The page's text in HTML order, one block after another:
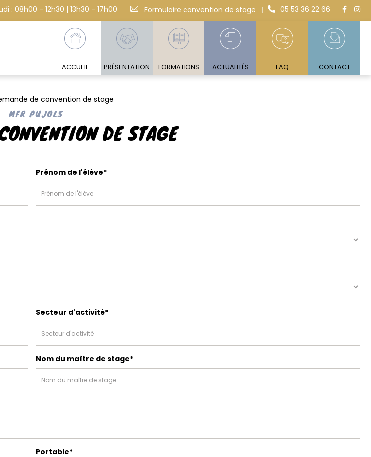
: 08h00 - 12h30 | 13h30 - 17h00 Formulaire convention de stage 05 53 36 22 66
ACCUEIL PRÉSENTATION FORMATIONS ACTUALITÉS FAQ CONTACT
de convention de stage
MFR PUJOLS
DE STAGE
Prénom de l'élève*
Secteur d'activité*
Nom du maître de stage*
Portable*